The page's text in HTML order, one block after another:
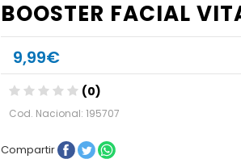
BOOSTER FACIAL
9,99€
(0)
Cod. Nacional: 195707
Compartir